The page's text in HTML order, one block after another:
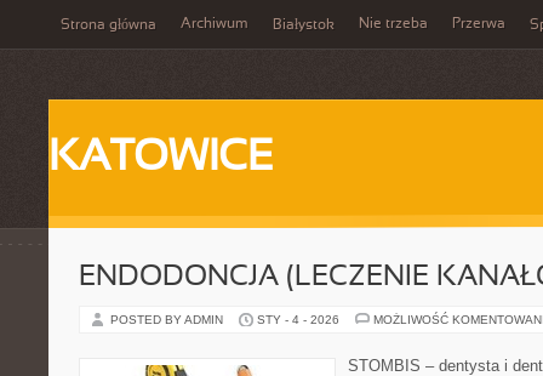
Strona główna Archiwum Białystok Nie trzeba Przerwa
KATOWICE
ENDODONCJA (LECZENIE
POSTED BY ADMIN STY - 4 - 2026 MOŻLIWOŚĆ
STOMBIS – dentysta i